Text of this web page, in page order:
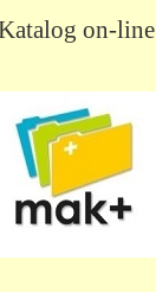
on-line